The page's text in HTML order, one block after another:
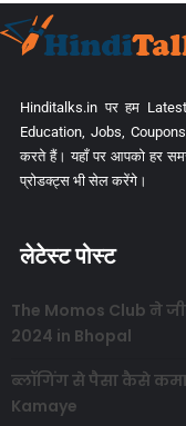
Hinditalks.in पर हम
Education, Jobs,
करते हैं। यहाँ पर आपको हर
प्रोडक्ट्स भी सेल करेंगे।
लेटेस्ट पोस्ट
The Momos Club ने
2024 in Bhopal
ब्लॉगिंग से पैसा कैसे
Kamaye